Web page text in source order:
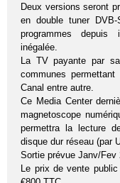
Deux versions seront
en double tuner
programmes depuis
inégalée.
La TV payante par
communes
Canal entre autre.
Ce Media Center
magnetoscope
permettra la lecture
disque dur réseau (par
Sortie prévue Janv/Fev
Le prix de vente